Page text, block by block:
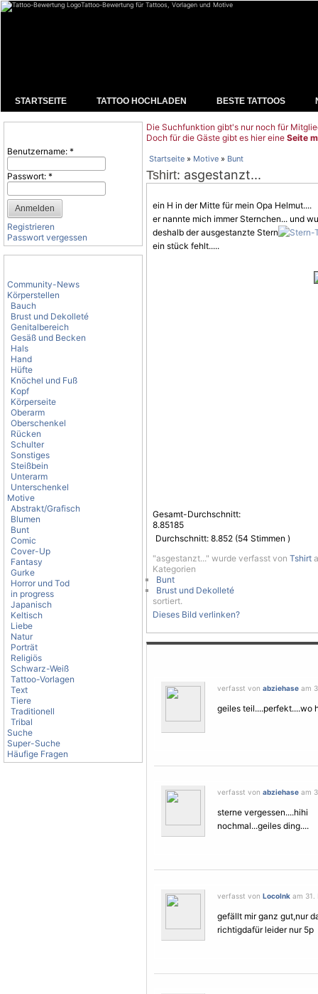
Tattoo-Bewertung für Tattoos, Vorlagen und Motive
STARTSEITE TATTOO HOCHLADEN BESTE TATTOOS
Benutzername: *
Passwort: *
Registrieren
Passwort vergessen
Community-News
Körperstellen
Bauch
Brust und Dekolleté
Genitalbereich
Gesäß und Becken
Hals
Hand
Hüfte
Knöchel und Fuß
Kopf
Körperseite
Oberarm
Oberschenkel
Rücken
Schulter
Sonstiges
Steißbein
Unterarm
Unterschenkel
Motive
Abstrakt/Grafisch
Blumen
Bunt
Comic
Cover-Up
Fantasy
Gurke
Horror und Tod
in progress
Japanisch
Keltisch
Liebe
Natur
Porträt
Religiös
Schwarz-Weiß
Tattoo-Vorlagen
Text
Tiere
Traditionell
Tribal
Suche
Super-Suche
Häufige Fragen
Die Suchfunktion gibt's nur noch für
Doch für die Gäste gibt es hier eine Seite
Startseite » Motive » Bunt
Tshirt: asgestanzt...
ein H in der Mitte für mein Opa Helmut....
er nannte mich immer Sternchen... und
deshalb der ausgestanzte Stern
ein stück fehlt.....
Gesamt-Durchschnitt:
8.85185
Durchschnitt: 8.852 (54 Stimmen )
"asgestanzt..." wurde verfasst von Tshirt
Kategorien
Bunt
Brust und Dekolleté
sortiert.
Dieses Bild verlinken?
verfasst von abziehase am
geiles teil....perfekt....wo
verfasst von abziehase am
sterne vergessen....hihi
nochmal...geiles ding....
verfasst von LocoInk am 31.
gefällt mir ganz gut,nur
richtigdafür leider nur 5p